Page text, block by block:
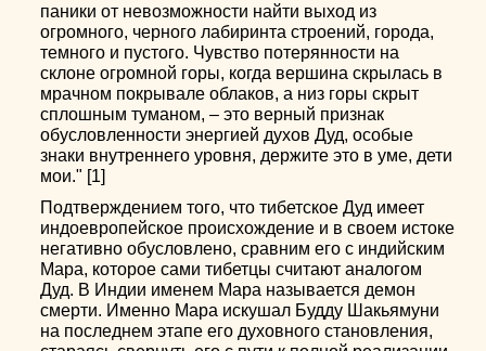
паники от невозможности найти выход из
огромного, черного лабиринта строений, города,
темного и пустого. Чувство потерянности на
склоне огромной горы, когда вершина скрылась в
мрачном покрывале облаков, а низ горы скрыт
сплошным туманом, – это верный признак
обусловленности энергией духов Дуд, особые
знаки внутреннего уровня, держите это в уме, дети
мои." [1]
Подтверждением того, что тибетское Дуд имеет
индоевропейское происхождение и в своем истоке
негативно обусловлено, сравним его с индийским
Мара, которое сами тибетцы считают аналогом
Дуд. В Индии именем Мара называется демон
смерти. Именно Мара искушал Будду Шакьямуни
на последнем этапе его духовного становления,